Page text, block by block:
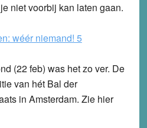
niet voorbij kan laten gaan.
(22 feb) was het zo ver. De
van hét Bal der
in Amsterdam. Zie hier